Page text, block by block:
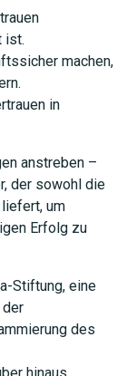
ist.
machen,
in
anstreben –
der sowohl die
um
Erfolg zu
Stiftung, eine
des